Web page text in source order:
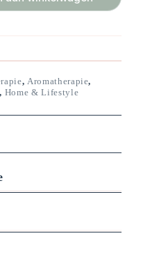
,Aromatherapie,
, Home & Lifestyle